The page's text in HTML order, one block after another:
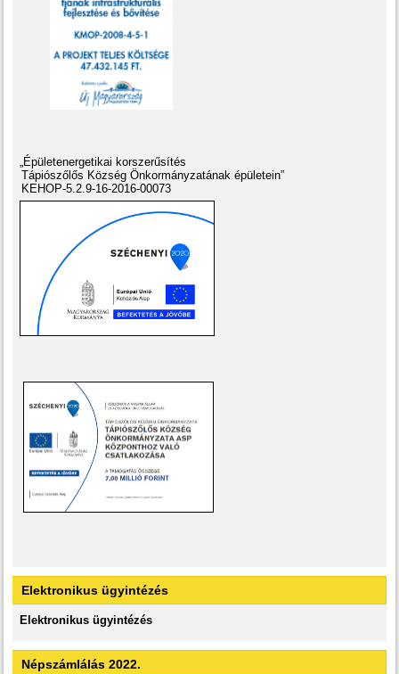
„Épületenergetikai korszerűsítés
Tápiószőlős Község Önkormányzatának épületein”
KEHOP-5.2.9-16-2016-00073
Elektronikus ügyintézés
Elektronikus ügyintézés
Népszámlálás 2022.